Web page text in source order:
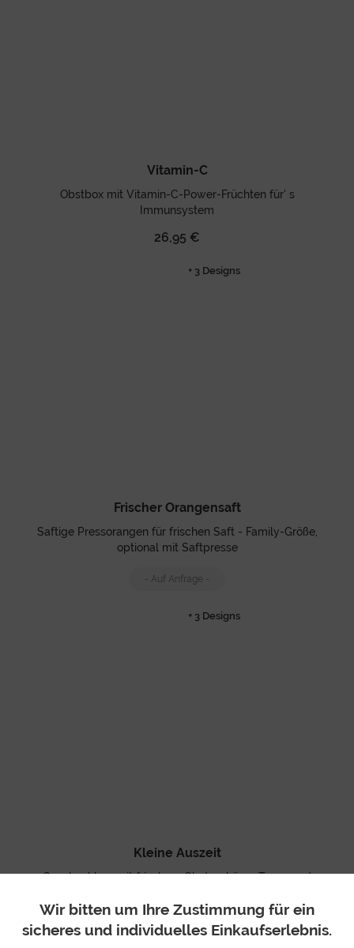
Vitamin-C
Obstbox mit Vitamin-C-Power-Früchten für' s
Immunsystem
26,95 €
+ 3 Designs
Frischer Orangensaft
Saftige Pressorangen für frischen Saft - Family-Größe,
optional mit Saftpresse
- Auf Anfrage -
+ 3 Designs
Kleine Auszeit
Geschenkbox mit frischem Obst, schöner Tasse und
23,95 €
Wir bitten um Ihre Zustimmung für ein
sicheres und individuelles Einkaufserlebnis.